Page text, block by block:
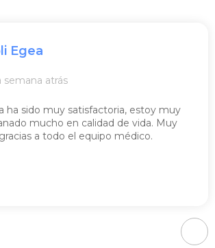
Egea
semana atrás
ha sido muy satisfactoria, estoy muy
mucho en calidad de vida. Muy
a todo el equipo médico.